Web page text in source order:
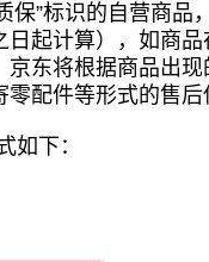
保”标识的自营商
日起计算），如商
京东将根据商品出
配件等形式的售
如下：